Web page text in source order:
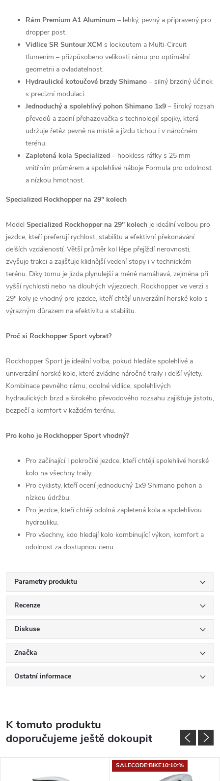
Rám Premium A1 Aluminum – lehký, pevný a připravený pro
dropper post.
Vidlice SR Suntour XCM s lockoutem a Multi-Circuit
tlumením – přizpůsobeno velikosti rámu pro optimální
geometrii a ovladatelnost.
Hydraulické kotoučové brzdy Shimano – silný brzdný účinek
s precizní modulací.
Jednoduchý a spolehlivý pohon Shimano 1x9 – široký rozsah
převodů a zadní přehazovačka s technologií spojky, která
udržuje řetěz pevně na místě a jízdu tichou i v náročném
terénu.
Zapletená kola Specialized – hookless ráfky s 25 mm
vnitřním průměrem a spolehlivé náboje Formula pro odolnost
a nízkou hmotnost.
Specialized Rockhopper na 29" kolech
Model Specialized Rockhopper na 29" kolech je ideální volbou pro
jezdce, kteří preferují rychlost, stabilitu a efektivní překonávání
delších vzdáleností. Větší průměr kol lépe přejíždí nerovnosti,
zvyšuje trakci a zajišťuje klidnější vedení stopy i v technickém
terénu. Díky tomu je jízda plynulejší a méně namáhavá, zejména při
vyšší rychlosti nebo na dlouhých výjezdech. Rockhopper ve verzi s
29" koly je vhodný pro jezdce, kteří chtějí univerzální horské kolo s
výrazným důrazem na efektivitu a stabilitu.
Proč si Rockhopper Sport vybrat?
Rockhopper Sport je ideální volba, pokud hledáte spolehlivé a
univerzální horské kolo, které zvládne náročné traily i delší výlety.
Kombinace pevného rámu, odolné vidlice, spolehlivých
hydraulických brzd a širokého převodového rozsahu zajišťuje jistotu,
bezpečí a komfort v každém terénu.
Pro koho je Rockhopper Sport vhodný?
Pro začínající i pokročilé jezdce, kteří chtějí spolehlivé horské
kolo na všechny traily.
Pro cyklisty, kteří ocení jednoduchý 1x9 Shimano pohon a
nízkou údržbu.
Pro jezdce, kteří chtějí odolná zapletená kola a spolehlivou
hydrauliku.
Pro všechny, kdo hledají kolo kombinující výkon, komfort a
odolnost za dostupnou cenu.
Parametry produktu
Recenze
Diskuse
Značka
Ostatní informace
K tomuto produktu
doporučujeme ještě dokoupit
SALECODE:BIKE10:10:%